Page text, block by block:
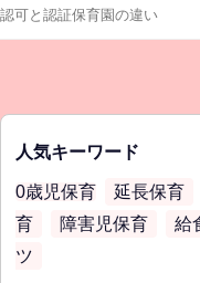
人気キーワード
0歳児保育 延長保育
育
障害児保育 給
ツ